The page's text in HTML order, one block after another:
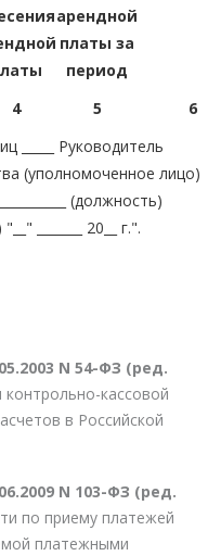
арендной
платы за
период
4 5
6
_____ Руководитель
(уполномоченное лицо)
(должность)
_______ 20__ г.".
N 54-ФЗ (ред.
кассовой
в Российской
N 103-ФЗ (ред.
по приему платежей
платежными